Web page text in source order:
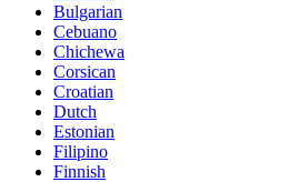
Bulgarian
Cebuano
Chichewa
Corsican
Croatian
Dutch
Estonian
Filipino
Finnish